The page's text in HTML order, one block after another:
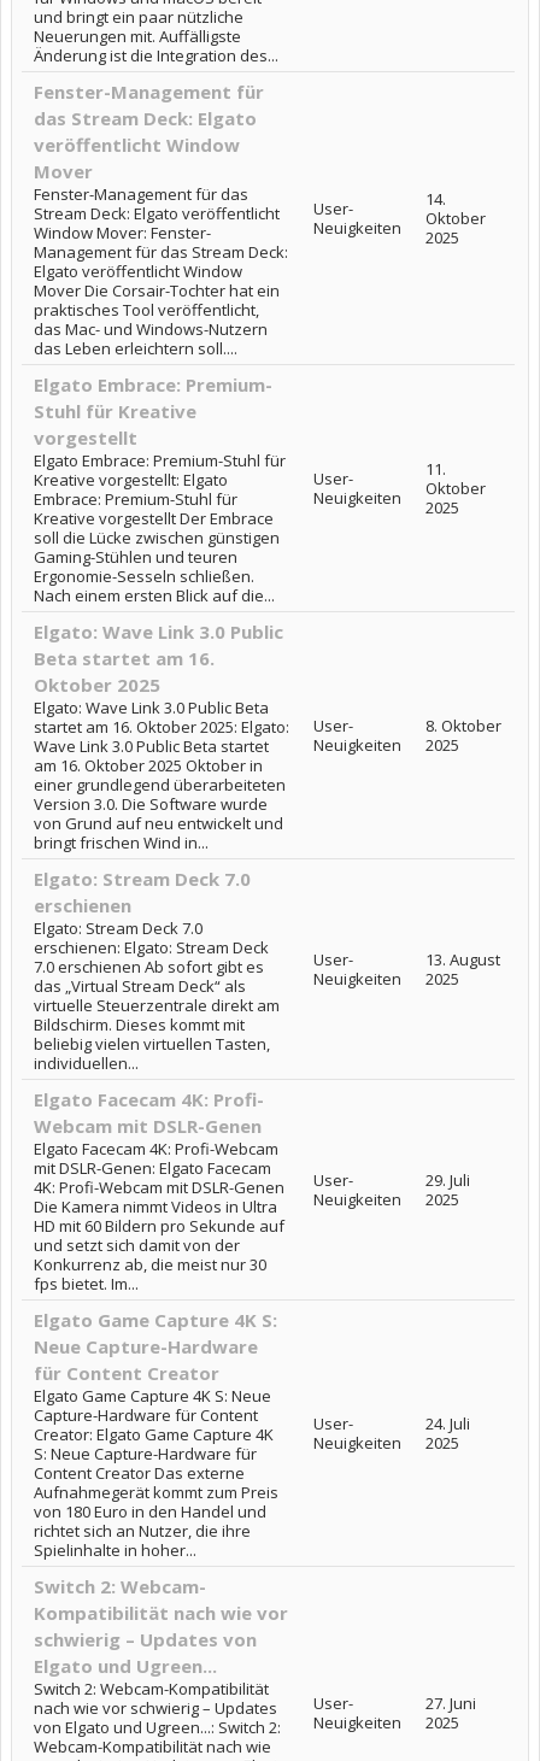
und bringt ein paar nützliche
Neuerungen mit. Auffälligste
Änderung ist die Integration des...
Fenster-Management für
das Stream Deck: Elgato
veröffentlicht Window
Mover
Fenster-Management für das
Stream Deck: Elgato veröffentlicht
Window Mover: Fenster-
Management für das Stream Deck:
Elgato veröffentlicht Window
Mover Die Corsair-Tochter hat ein
praktisches Tool veröffentlicht,
das Mac- und Windows-Nutzern
das Leben erleichtern soll....
User-
Neuigkeiten
14.
Oktober
2025
Elgato Embrace: Premium-
Stuhl für Kreative
vorgestellt
Elgato Embrace: Premium-Stuhl für
Kreative vorgestellt: Elgato
Embrace: Premium-Stuhl für
Kreative vorgestellt Der Embrace
soll die Lücke zwischen günstigen
Gaming-Stühlen und teuren
Ergonomie-Sesseln schließen.
Nach einem ersten Blick auf die...
User-
Neuigkeiten
11.
Oktober
2025
Elgato: Wave Link 3.0 Public
Beta startet am 16.
Oktober 2025
Elgato: Wave Link 3.0 Public Beta
startet am 16. Oktober 2025: Elgato:
Wave Link 3.0 Public Beta startet
am 16. Oktober 2025 Oktober in
einer grundlegend überarbeiteten
Version 3.0. Die Software wurde
von Grund auf neu entwickelt und
bringt frischen Wind in...
User-
Neuigkeiten
8. Oktober
2025
Elgato: Stream Deck 7.0
erschienen
Elgato: Stream Deck 7.0
erschienen: Elgato: Stream Deck
7.0 erschienen Ab sofort gibt es
das „Virtual Stream Deck“ als
virtuelle Steuerzentrale direkt am
Bildschirm. Dieses kommt mit
beliebig vielen virtuellen Tasten,
individuellen...
User-
Neuigkeiten
13. August
2025
Elgato Facecam 4K: Profi-
Webcam mit DSLR-Genen
Elgato Facecam 4K: Profi-Webcam
mit DSLR-Genen: Elgato Facecam
4K: Profi-Webcam mit DSLR-Genen
Die Kamera nimmt Videos in Ultra
HD mit 60 Bildern pro Sekunde auf
und setzt sich damit von der
Konkurrenz ab, die meist nur 30
fps bietet. Im...
User-
Neuigkeiten
29. Juli
2025
Elgato Game Capture 4K S:
Neue Capture-Hardware
für Content Creator
Elgato Game Capture 4K S: Neue
Capture-Hardware für Content
Creator: Elgato Game Capture 4K
S: Neue Capture-Hardware für
Content Creator Das externe
Aufnahmegerät kommt zum Preis
von 180 Euro in den Handel und
richtet sich an Nutzer, die ihre
Spielinhalte in hoher...
User-
Neuigkeiten
24. Juli
2025
Switch 2: Webcam-
Kompatibilität nach wie vor
schwierig – Updates von
Elgato und Ugreen...
Switch 2: Webcam-Kompatibilität
nach wie vor schwierig – Updates
von Elgato und Ugreen...: Switch 2:
Webcam-Kompatibilität nach wie
User-
Neuigkeiten
27. Juni
2025